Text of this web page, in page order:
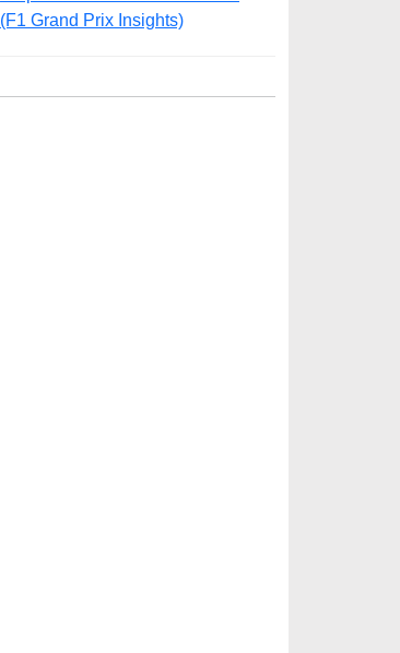
(F1 Grand Prix Insights)